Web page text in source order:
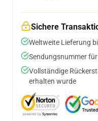
Sichere
Weltweite Lieferung
Sendungsnummer
Vollständige
erhalten wurde